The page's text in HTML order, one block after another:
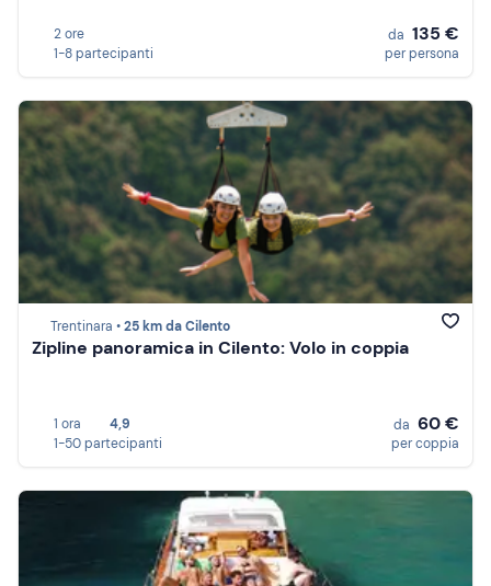
2 ore
1-8 partecipanti
da 135 €
per persona
Trentinara •25 km da Cilento
Zipline panoramica in Cilento: Volo in coppia
1 ora
4,9
1-50 partecipanti
da 60 €
per coppia